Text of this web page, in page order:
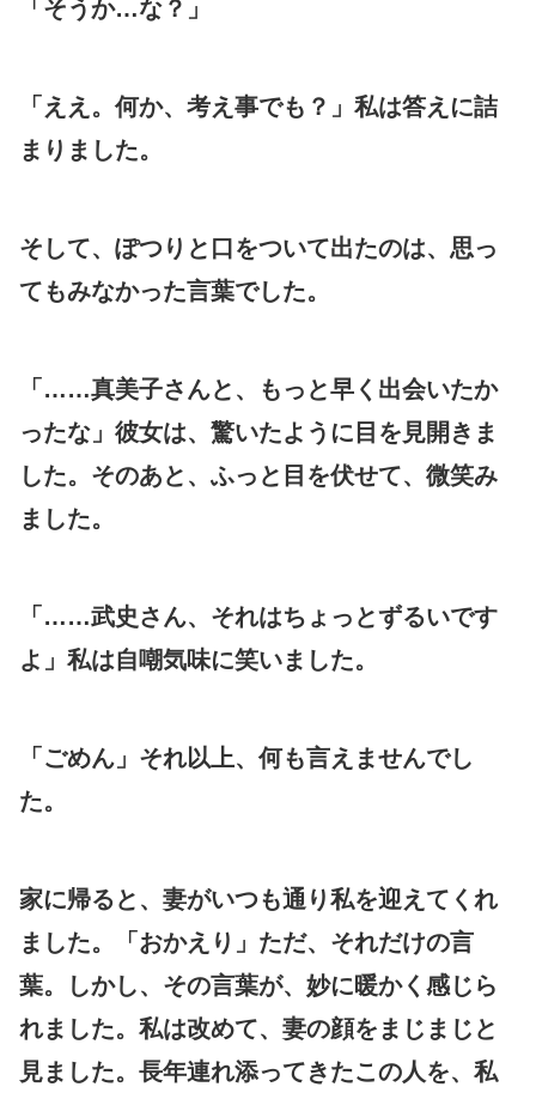
「そうか…な？」
「ええ。何か、考え事でも？」私は答えに詰
まりました。
そして、ぽつりと口をついて出たのは、思っ
てもみなかった言葉でした。
「……真美子さんと、もっと早く出会いたか
ったな」彼女は、驚いたように目を見開きま
した。そのあと、ふっと目を伏せて、微笑み
ました。
「……武史さん、それはちょっとずるいです
よ」私は自嘲気味に笑いました。
「ごめん」それ以上、何も言えませんでし
た。
家に帰ると、妻がいつも通り私を迎えてくれ
ました。「おかえり」ただ、それだけの言
葉。しかし、その言葉が、妙に暖かく感じら
れました。私は改めて、妻の顔をまじまじと
見ました。長年連れ添ってきたこの人を、私